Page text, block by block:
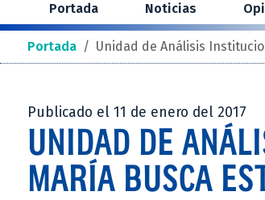
Portada Noticias
Portada / Unidad de Análisis
Publicado el 11 de enero del 2017
UNIDAD DE
MARÍA BUSCA